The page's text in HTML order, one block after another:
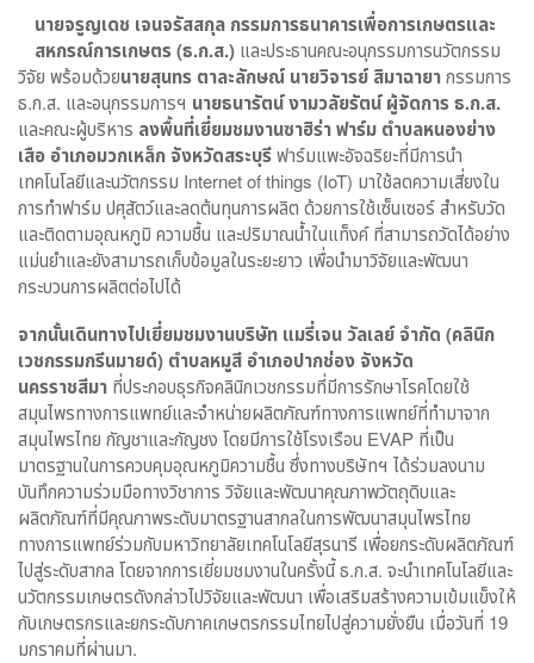
นายจรูญเดช เจนจรัสสกุล กรรมการธนาคารเพื่อการเกษตรและ
สหกรณ์การเกษตร ​(ธ.ก.ส.) และประธานคณะอนุกรรมการนวัตกรรม
วิจัย พร้อมด้วยนายสุนทร ตาละลักษณ์ นายวิจารย์ สิมาฉายากรรมการ
ธ.ก.ส. และอนุกรรมการฯ นายธนารัตน์ งามวลัยรัตน์ ผู้จัดการ ธ.ก.ส.
และคณะผู้บริหาร ลงพื้นที่เยี่ยมชมงานซาฮิร่า ฟาร์ม ตำบลหนองย่าง
เสือ อำเภอมวกเหล็ก จังหวัดสระบุรีฟาร์มแพะอัจฉริยะที่มีการนำ
เทคโนโลยีและนวัตกรรม Internet of things (IoT) มาใช้ลดความเสี่ยงใน
การทำฟาร์ม ปศุสัตว์และลดต้นทุนการผลิต ด้วยการใช้เซ็นเซอร์ สำหรับวัด
และติดตามอุณหภูมิ ความชื้น และปริมาณน้ำในแท็งค์ ที่สามารถวัดได้อย่าง
แม่นยำและยังสามารถเก็บข้อมูลในระยะยาว เพื่อนำมาวิจัยและพัฒนา
กระบวนการผลิตต่อไปได้
จากนั้นเดินทางไปเยี่ยมชมงานบริษัท แมรี่เจน วัลเลย์ จำกัด (คลินิก
เวชกรรมกรีนมายด์) ตำบลหมูสี อำเภอปากช่อง จังหวัด
นครราชสีมา ที่ประกอบธุรกิจคลินิกเวชกรรมที่มีการรักษาโรคโดยใช้
สมุนไพรทางการแพทย์และจำหน่ายผลิตภัณฑ์ทางการแพทย์ที่ทำมาจาก
สมุนไพรไทย กัญชาและกัญชง โดยมีการใช้โรงเรือน EVAP ที่เป็น
มาตรฐานในการควบคุมอุณหภูมิความชื้น ซึ่งทางบริษัทฯ ได้ร่วมลงนาม
บันทึกความร่วมมือทางวิชาการ วิจัยและพัฒนาคุณภาพวัตถุดิบและ
ผลิตภัณฑ์ที่มีคุณภาพระดับมาตรฐานสากลในการพัฒนาสมุนไพรไทย
ทางการแพทย์ร่วมกับมหาวิทยาลัยเทคโนโลยีสุรนารี เพื่อยกระดับผลิตภัณฑ์
ไปสู่ระดับสากล โดยจากการเยี่ยมชมงานในครั้งนี้ ธ.ก.ส. จะนำเทคโนโลยีและ
นวัตกรรมเกษตรดังกล่าวไปวิจัยและพัฒนา เพื่อเสริมสร้างความเข้มแข็งให้
กับเกษตรกรและยกระดับภาคเกษตรกรรมไทยไปสู่ความยั่งยืน เมื่อวันที่ 19
มกราคมที่ผ่านมา.